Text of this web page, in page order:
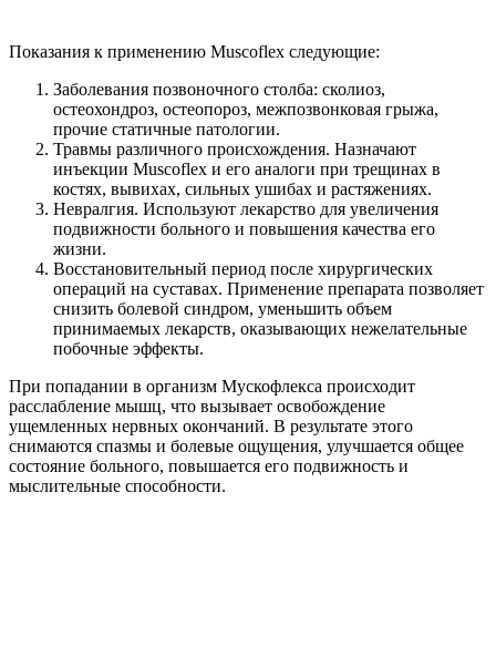
Показания к применению Muscoflex следующие:
Заболевания позвоночного столба: сколиоз,
остеохондроз, остеопороз, межпозвонковая грыжа,
прочие статичные патологии.
Травмы различного происхождения. Назначают
инъекции Muscoflex и его аналоги при трещинах в
костях, вывихах, сильных ушибах и растяжениях.
Невралгия. Используют лекарство для увеличения
подвижности больного и повышения качества его
жизни.
Восстановительный период после хирургических
операций на суставах. Применение препарата позволяет
снизить болевой синдром, уменьшить объем
принимаемых лекарств, оказывающих нежелательные
побочные эффекты.
При попадании в организм Мускофлекса происходит
расслабление мышц, что вызывает освобождение
ущемленных нервных окончаний. В результате этого
снимаются спазмы и болевые ощущения, улучшается общее
состояние больного, повышается его подвижность и
мыслительные способности.